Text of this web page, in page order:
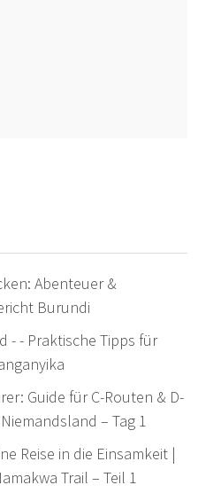
Abenteuer &
Burundi
- - Praktische Tipps für
Guide für C-Routen & D-
– Tag 1
Reise in die Einsamkeit |
Trail – Teil 1